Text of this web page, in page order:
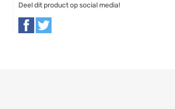
Deel dit product op social media!